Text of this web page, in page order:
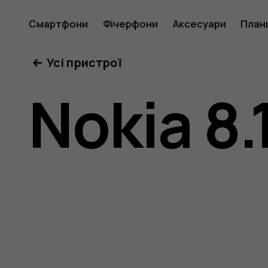
Nokia
Смартфони Фічерфони Аксесуари
Усі пристрої
Nokia